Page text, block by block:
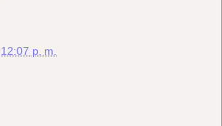
12:07 p. m.